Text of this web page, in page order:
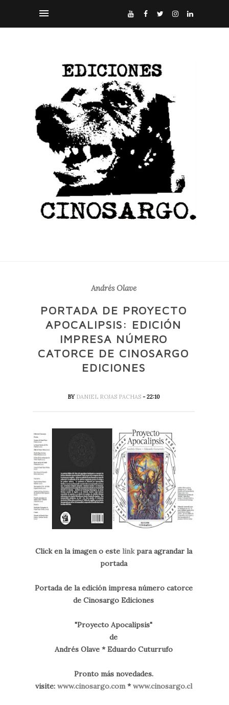
Andrés Olave
PORTADA DE PROYECTO
APOCALIPSIS: EDICIÓN
IMPRESA NÚMERO
CATORCE DE CINOSARGO
EDICIONES
BY DANIEL ROJAS PACHAS - 22:10
Click en la imagen o estelinkpara agrandar la
portada
Portada de la edición impresa número catorce
de Cinosargo Ediciones
"Proyecto Apocalipsis"
de
Andrés Olave * Eduardo Cuturrufo
Pronto más novedades.
visite: www.cinosargo.com* www.cinosargo.cl